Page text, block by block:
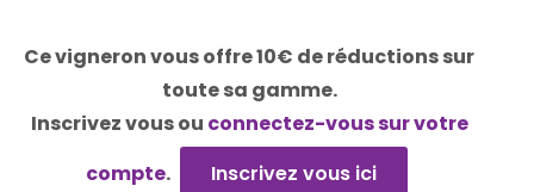
Ce vigneron vous offre 10€ de réductions sur
toute sa gamme.
Inscrivez vous ou connectez-vous sur votre
compte. Inscrivez vous ici